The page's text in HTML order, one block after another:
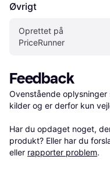
Øvrigt
Oprettet på
PriceRunner
Feedback
Ovenstående
kilder og er derfor kun
Har du opdaget noget,
produkt? Eller har du
eller rapporter problem.